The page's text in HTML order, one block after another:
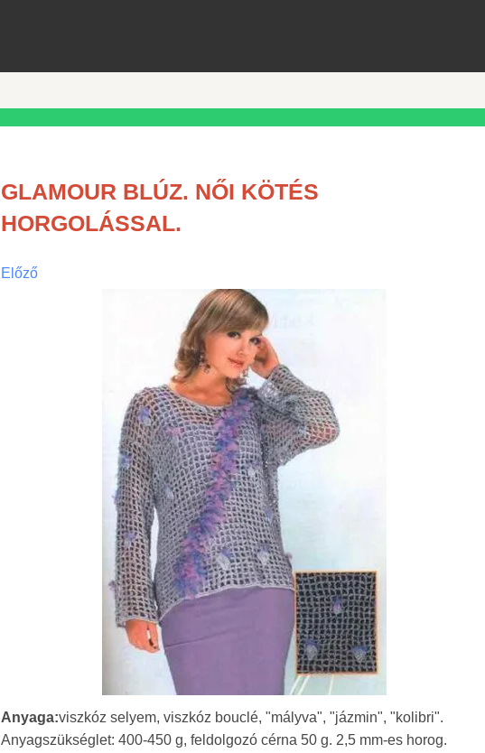
GLAMOUR BLÚZ. NŐI KÖTÉS
HORGOLÁSSAL.
Előző
Anyaga:viszkóz selyem, viszkóz bouclé, "mályva", "jázmin", "kolibri".
Anyagszükséglet: 400-450 g, feldolgozó cérna 50 g. 2,5 mm-es horog.